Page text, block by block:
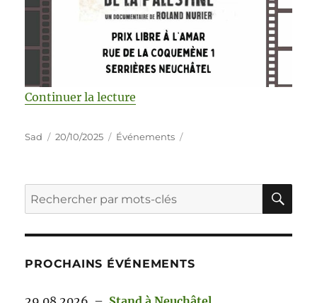
Continuer la lecture
Sad 20/10/2025 Événements
PROCHAINS ÉVÉNEMENTS